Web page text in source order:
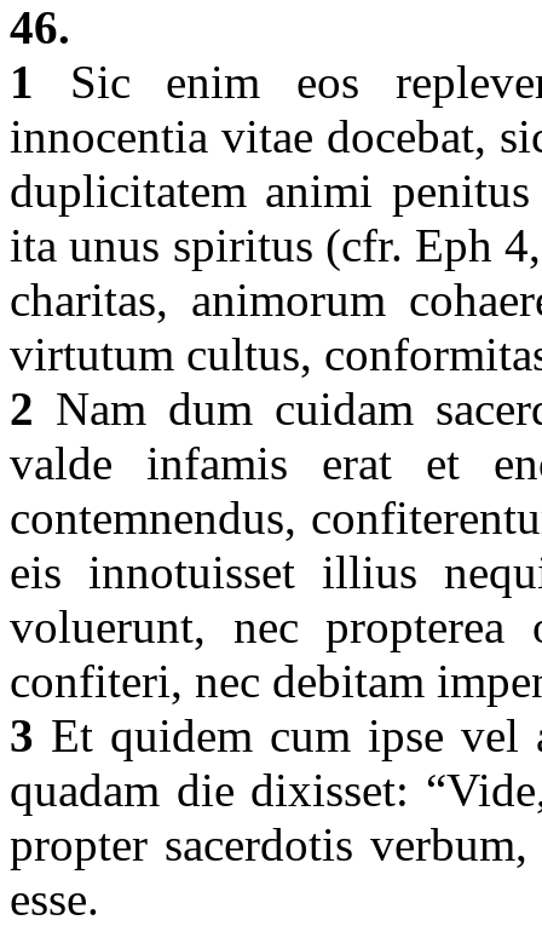
46.
1 Sic enim eos
innocentia vitae docebat,
duplicitatem animi
ita unus spiritus (cfr. Eph
charitas, animorum
virtutum cultus,
2 Nam dum cuidam
valde infamis erat et
contemnendus,
eis innotuisset illius
voluerunt, nec propterea
confiteri, nec debitam
3 Et quidem cum ipse vel
quadam die dixisset:
propter sacerdotis
esse.